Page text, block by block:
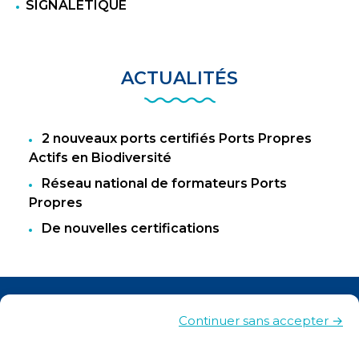
Continuer sans accepter →
SIGNALÉTIQUE
ACTUALITÉS
2 nouveaux ports certifiés Ports Propres
Actifs en Biodiversité
Réseau national de formateurs Ports
Propres
De nouvelles certifications